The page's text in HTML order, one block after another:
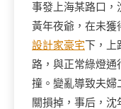
事發上海某路口，
黃年夜爺，在未獲
設計家豪宅下，上
路，與正常綠燈通
撞。變亂導致夫婦
關損掉，事后，